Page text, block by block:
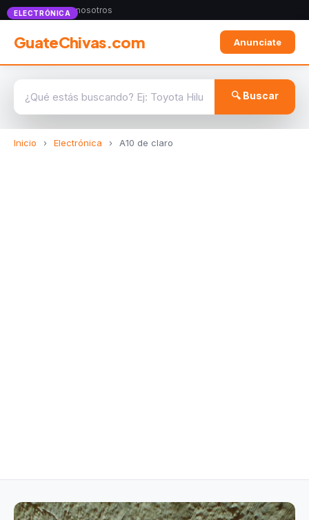
Anunciate con nosotros
GuateChivas.com Anunciate
🔍 Buscar
Inicio › Electrónica › A10 de claro
ELECTRÓNICA